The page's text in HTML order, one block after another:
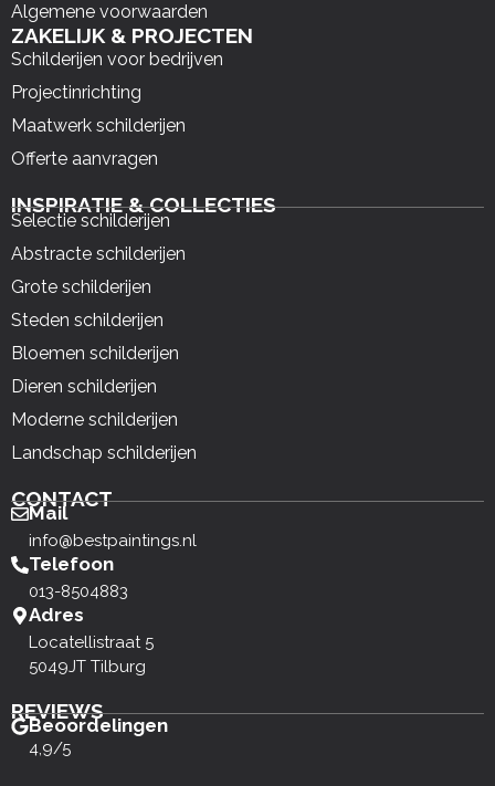
Algemene voorwaarden
ZAKELIJK & PROJECTEN
Schilderijen voor bedrijven
Projectinrichting
Maatwerk schilderijen
Offerte aanvragen
INSPIRATIE & COLLECTIES
Selectie schilderijen
Abstracte schilderijen
Grote schilderijen
Steden schilderijen
Bloemen schilderijen
Dieren schilderijen
Moderne schilderijen
Landschap schilderijen
CONTACT
Mail
info@bestpaintings.nl
Telefoon
013-8504883
Adres
Locatellistraat 5
5049JT Tilburg
REVIEWS
Beoordelingen
4,9/5